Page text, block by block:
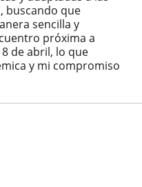
buscando que
sencilla y
próxima a
de abril, lo que
y mi compromiso